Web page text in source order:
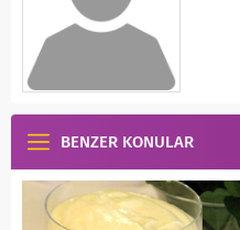
BENZER KONULAR